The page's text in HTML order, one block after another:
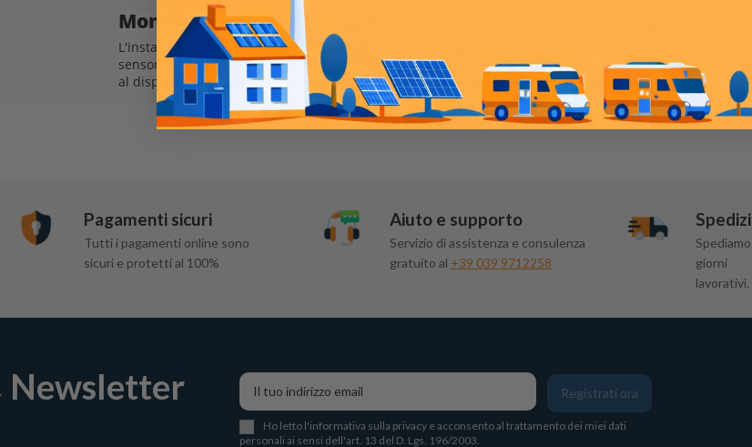
Montaggio:
L'installazione è molto semplice, occorre praticare dall'alto nel serbatoio un foro del diametro di
sensore carburante e fissarlo nel serbatoio utilizzando le viti in dotazione. Naturalmente è inclusa
al display o al Cerbo GX; il cavo può essere prolungato quanto necessario.
Pagamenti sicuri
Tutti i pagamenti online sono
sicuri e protetti al 100%
Aiuto e supporto
Servizio di assistenza e consulenza
gratuito al +39 039 9712258
giorni
lavorativi.
Newsletter Registrati ora
Ho letto l'informativa sulla privacye acconsento al trattamento dei miei dati
personali ai sensi dell'art. 13 del D. Lgs. 196/2003.